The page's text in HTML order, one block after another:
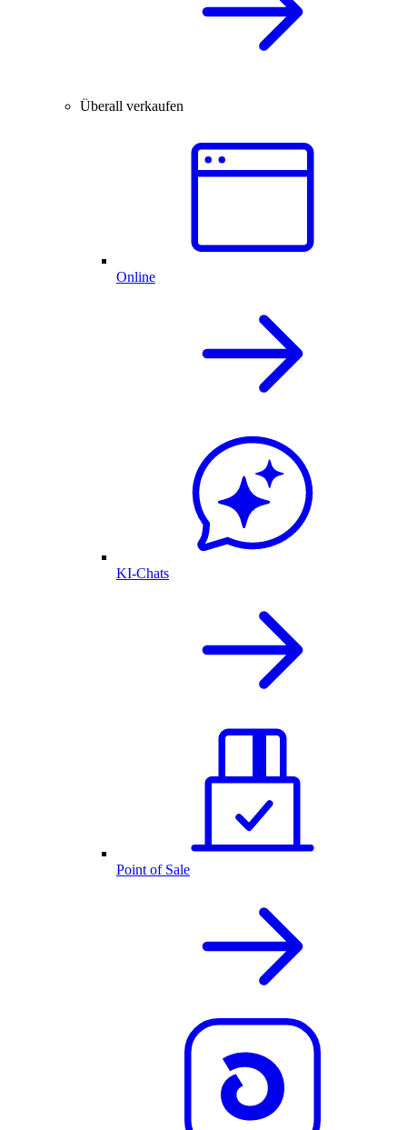
Überall verkaufen
Online
KI-Chats
Point of Sale